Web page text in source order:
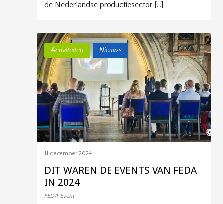
de Nederlandse productiesector […]
Activiteiten Nieuws
11 december 2024
DIT WAREN DE EVENTS VAN FEDA
IN 2024
FEDA Event